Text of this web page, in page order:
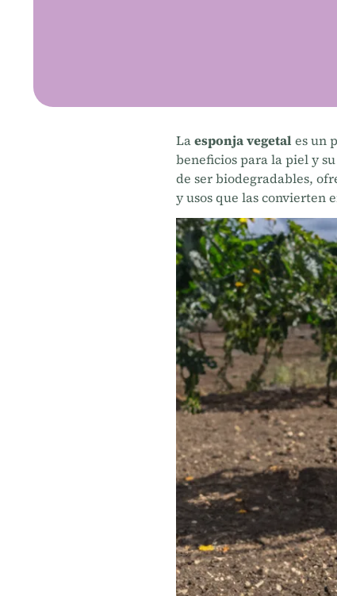
Laesponja vegetal es un
beneficios para la piel y
de ser biodegradables,
y usos que las convierten